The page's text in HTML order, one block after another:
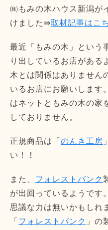
㈱もみの木ハウス新潟が
けました⇛取材記事はこ
最近「もみの木」という
り出しているお店がある
木とは関係はありません
いるお店にお願いします
はネットともみの木の家
しておりません。
正規商品は「 のんき工房
い！！
また、 フォレストバンク
が出回っているようです
思議な力は無いかもしれ
「 フォレストバンク 」の